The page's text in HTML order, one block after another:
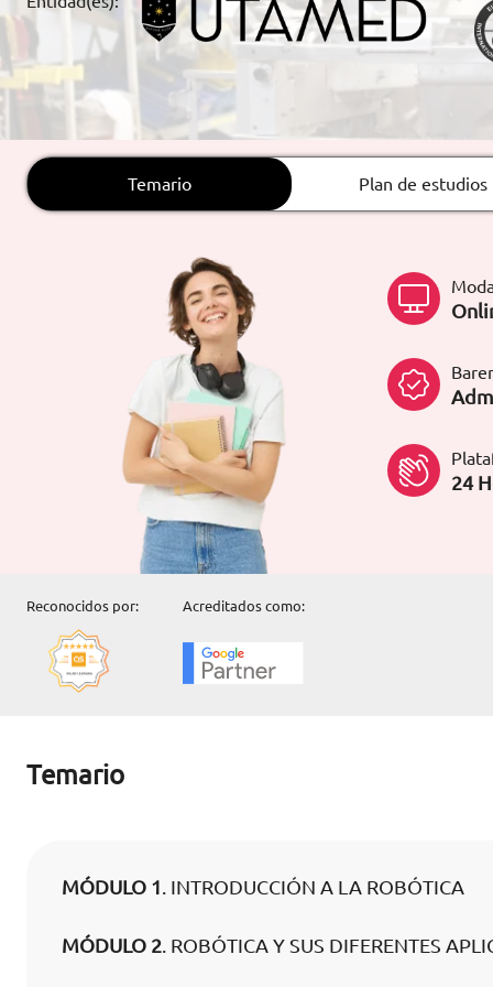
ARTÍCULOS
ORIENTACIÓN
CONTACTO ES
formacion@euroinnova.com
TRABAJA CON NOSOTROS
Temario Plan de estudios
24
Reconocidos por: Acreditados como:
Temario
MÓDULO 1. INTRODUCCIÓN A LA ROBÓTICA
MÓDULO 2. ROBÓTICA Y SUS DIFERENTES